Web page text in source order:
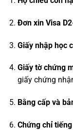
Đơn xin Visa
Giấy nhập học
Giấy tờ chứng
giấy chứng
Bằng cấp và
Chứng chỉ